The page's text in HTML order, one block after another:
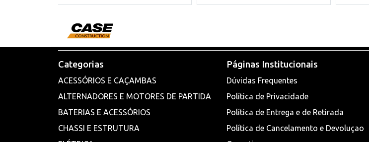
Categorias
ACESSÓRIOS E CAÇAMBAS
ALTERNADORES E MOTORES DE PARTIDA
BATERIAS E ACESSÓRIOS
CHASSI E ESTRUTURA
Páginas Institucionais
Dúvidas Frequentes
Política de Privacidade
Política de Entrega e de Retirada
Política de Cancelamento e Devoluçao